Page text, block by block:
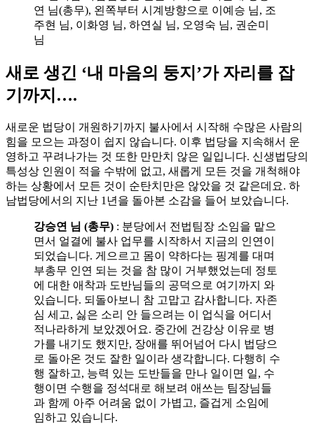
연 님(총무), 왼쪽부터 시계방향으로 이예승 님, 조
주현 님, 이화영 님, 하연실 님, 오영숙 님, 권순미
님
새로 생긴 ‘내 마음의 둥지’가 자리를 잡
기까지….
새로운 법당이 개원하기까지 불사에서 시작해 수많은 사람의
힘을 모으는 과정이 쉽지 않습니다. 이후 법당을 지속해서 운
영하고 꾸려나가는 것 또한 만만치 않은 일입니다. 신생법당의
특성상 인원이 적을 수밖에 없고, 새롭게 모든 것을 개척해야
하는 상황에서 모든 것이 순탄치만은 않았을 것 같은데요. 하
남법당에서의 지난 1년을 돌아본 소감을 들어 보았습니다.
강승연 님 (총무) : 분당에서 전법팀장 소임을 맡으
면서 얼결에 불사 업무를 시작하서 지금의 인연이
되었습니다. 게으르고 몸이 약하다는 핑계를 대며
부총무 인연 되는 것을 참 많이 거부했었는데 정토
에 대한 애착과 도반님들의 공덕으로 여기까지 와
있습니다. 되돌아보니 참 고맙고 감사합니다. 자존
심 세고, 싫은 소리 안 들으려는 이 업식을 어디서
적나라하게 보았겠어요. 중간에 건강상 이유로 병
가를 내기도 했지만, 장애를 뛰어넘어 다시 법당으
로 돌아온 것도 잘한 일이라 생각합니다. 다행히 수
행 잘하고, 능력 있는 도반들을 만나 일이면 일, 수
행이면 수행을 정석대로 해보려 애쓰는 팀장님들
과 함께 아주 어려움 없이 가볍고, 즐겁게 소임에
임하고 있습니다.